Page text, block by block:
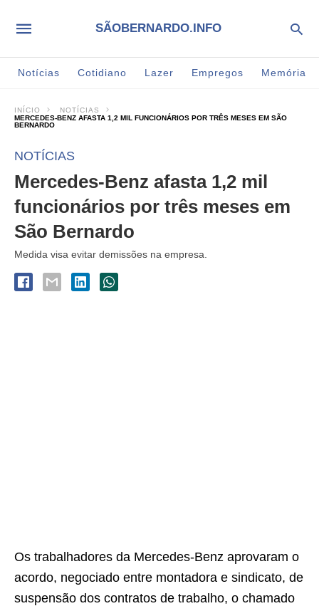
SÃOBERNARDO.INFO
Notícias Cotidiano Lazer Empregos Memória
INÍCIO
NOTÍCIAS
MERCEDES-BENZ AFASTA 1,2 MIL FUNCIONÁRIOS POR TRÊS MESES EM SÃO
BERNARDO
NOTÍCIAS
Mercedes-Benz afasta 1,2 mil
funcionários por três meses em
São Bernardo
Medida visa evitar demissões na empresa.
Os trabalhadores da Mercedes-Benz aprovaram o
acordo, negociado entre montadora e sindicato, de
suspensão dos contratos de trabalho, o chamado